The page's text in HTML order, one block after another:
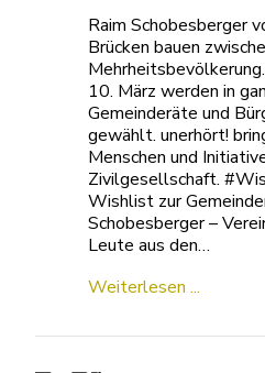
Raim Schobesberger
Brücken bauen
10. März werden in
Gemeinderäte und
gewählt. unerhört!
Menschen und
Zivilgesellschaft.
Wishlist zur
Schobesberger –
Leute aus den…
Weiterlesen ...